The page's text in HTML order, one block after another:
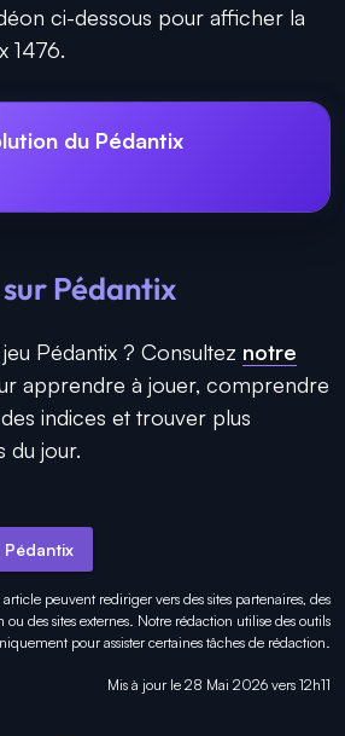
ci-dessous pour afficher la
1476.
du Pédantix
Pédantix
Pédantix ? Consultez notre
apprendre à jouer, comprendre
indices et trouver plus
du jour.
Pédantix
article peuvent rediriger vers des sites partenaires, des
des sites externes. Notre rédaction utilise des outils
pourassister certaines tâches de rédaction.
Mis à jour le 28 Mai 2026 vers 12h11